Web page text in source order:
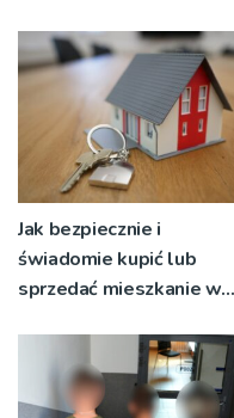
Jak bezpiecznie i
świadomie kupić lub
sprzedać mieszkanie w